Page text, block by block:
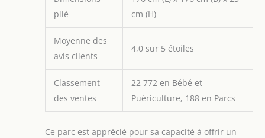
plié
cm (H)
Moyenne des
avis clients
4,0 sur 5 étoiles
Classement
des ventes
22 772 en Bébé et
Puériculture, 188 en Parcs
Ce parc est apprécié pour sa capacité à offrir un